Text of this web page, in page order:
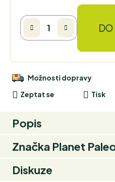
DO
Tisk
Zeptat se
Možnosti dopravy
Popis
Značka Planet
Diskuze